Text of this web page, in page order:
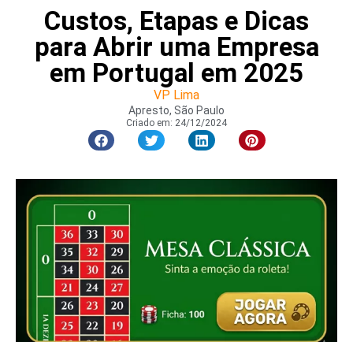
Custos, Etapas e Dicas
para Abrir uma Empresa
em Portugal em 2025
VP Lima
Apresto, São Paulo
Criado em: 24/12/2024